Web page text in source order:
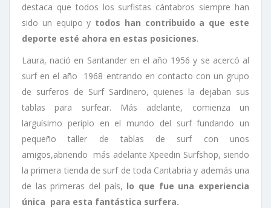
destaca que todos los surfistas cántabros siempre han
sido un equipo y todos han contribuido a que este
deporte esté ahora en estas posiciones.
Laura, nació en Santander en el año 1956 y se acercó al
surf en el año 1968 entrando en contacto con un grupo
de surferos de Surf Sardinero, quienes la dejaban sus
tablas para surfear. Más adelante, comienza un
larguísimo periplo en el mundo del surf fundando un
pequeño taller de tablas de surf con unos
amigos,abriendo más adelante Xpeedin Surfshop, siendo
la primera tienda de surf de toda Cantabria y además una
de las primeras del país, lo que fue una experiencia
única para esta fantástica surfera.